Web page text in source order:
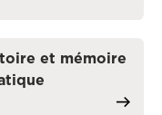
et mémoire